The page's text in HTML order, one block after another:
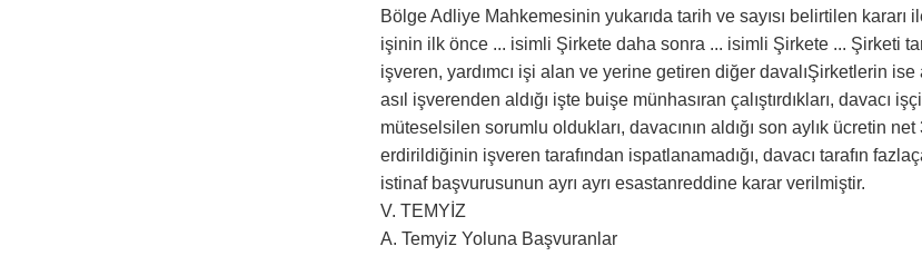
Bölge Adliye Mahkemesinin yukarıda tarih ve sayısı belirtilen
işinin ilk önce ... isimli Şirkete daha sonra ... isimli Şirkete ... Şirketi
işveren, yardımcı işi alan ve yerine getiren diğer davalıŞirketlerin
asıl işverenden aldığı işte buişe münhasıran çalıştırdıkları,
müteselsilen sorumlu oldukları, davacının aldığı son aylık ücretin
erdirildiğinin işveren tarafından ispatlanamadığı, davacı tarafın
istinaf başvurusunun ayrı ayrı esastanreddine karar verilmiştir.
V. TEMYİZ
A. Temyiz Yoluna Başvuranlar